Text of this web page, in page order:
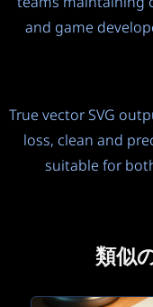
and game
True vector SVG
loss, clean and
suitable for
類似